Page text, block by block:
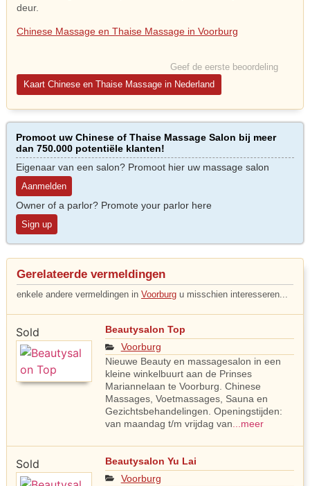
deur.
Chinese Massage en Thaise Massage in Voorburg
Geef de eerste beoordeling
Kaart Chinese en Thaise Massage in Nederland
Promoot uw Chinese of Thaise Massage Salon bij meer
dan 750.000 potentiële klanten!
Eigenaar van een salon? Promoot hier uw massage salon
Aanmelden
Owner of a parlor? Promote your parlor here
Sign up
Gerelateerde vermeldingen
enkele andere vermeldingen in Voorburg u misschien interesseren...
Sold
Beautysalon Top
Voorburg
Nieuwe Beauty en massagesalon in een
kleine winkelbuurt aan de Prinses
Mariannelaan te Voorburg. Chinese
Massages, Voetmassages, Sauna en
Gezichtsbehandelingen. Openingstijden:
van maandag t/m vrijdag van...meer
Sold
Beautysalon Yu Lai
Voorburg